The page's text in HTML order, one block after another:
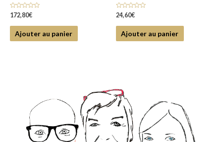
Note
0
sur
172,80€
Ajouter au panier
Note
0
sur
24,60€
Ajouter au panier